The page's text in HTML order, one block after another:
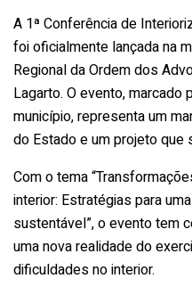
A 1ª Conferência de
foi oficialmente lançada na
Regional da Ordem dos
Lagarto. O evento, marcado
município, representa um
do Estado e um projeto que
Com o tema
interior: Estratégias para
sustentável”, o evento tem
uma nova realidade do
dificuldades no interior.